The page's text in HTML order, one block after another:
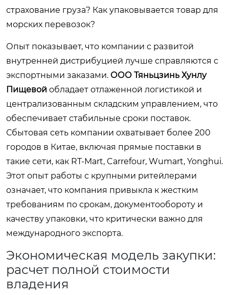
страхование груза? Как упаковывается товар для
морских перевозок?
Опыт показывает, что компании с развитой
внутренней дистрибуцией лучше справляются с
экспортными заказами. ООО Тяньцзинь Хунлу
Пищевой обладает отлаженной логистикой и
централизованным складским управлением, что
обеспечивает стабильные сроки поставок.
Сбытовая сеть компании охватывает более 200
городов в Китае, включая прямые поставки в
такие сети, как RT-Mart, Carrefour, Wumart, Yonghui.
Этот опыт работы с крупными ритейлерами
означает, что компания привыкла к жестким
требованиям по срокам, документообороту и
качеству упаковки, что критически важно для
международного экспорта.
Экономическая модель закупки:
расчет полной стоимости
владения